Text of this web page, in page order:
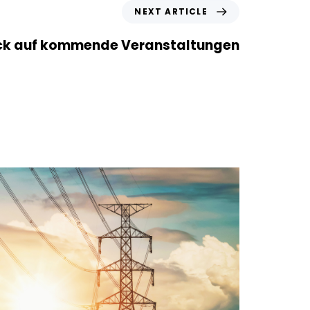
NEXT ARTICLE
auf kommende Veranstaltungen